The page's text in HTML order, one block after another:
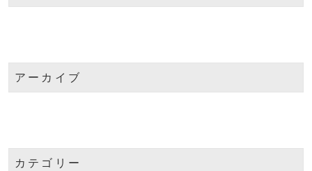
アーカイブ
カテゴリー